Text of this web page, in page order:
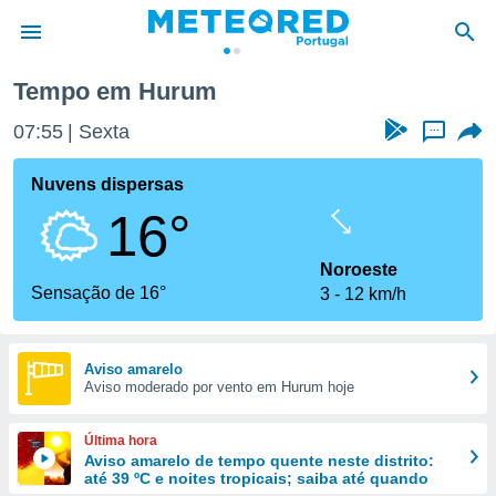
da
foi
fornecidas
a este
das
forma
digital
Tempo em Hurum
07:55 Sexta ...
Nuvens dispersas
16°
Sensação de 16°
Noroeste
3
12 km/h
Aviso amarelo
Aviso moderado por vento em Hurum hoje
Última hora
Aviso amarelo de tempo quente neste distrito:
até 39 ºC e noites tropicais; saiba até quando